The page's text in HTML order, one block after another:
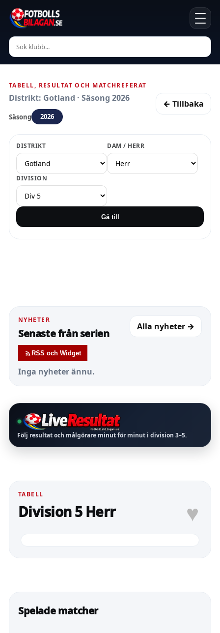
TABELL, RESULTAT OCH MATCHREFERAT
Distrikt: Gotland · Säsong 2026
Säsong 2026
← Tillbaka
DISTRIKT DAM / HERR
DIVISION
Gå till
NYHETER
Senaste från serien
RSS och Widget
Alla nyheter →
Inga nyheter ännu.
Följ resultat och målgörare minut för minut i division 3–5.
TABELL
Division 5 Herr ♥
Spelade matcher